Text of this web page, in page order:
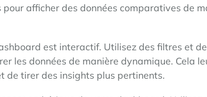
afficher des données comparatives de
est interactif. Utilisez des filtres et
les données de manière dynamique. Cela
de tirer des insights plus pertinents.